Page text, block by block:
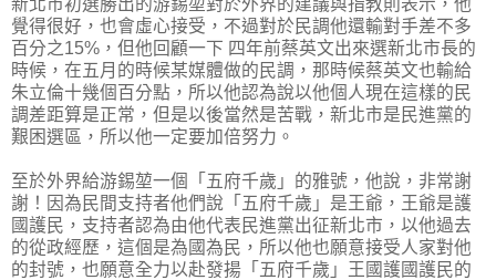
覺得很好，也會虛心接受，不過對於民調他還輸對手差不多
百分之15%，但他回顧一下 四年前蔡英文出來選新北市長的
時候，在五月的時候某媒體做的民調，那時候蔡英文也輸給
朱立倫十幾個百分點，所以他認為說以他個人現在這樣的民
調差距算是正常，但是以後當然是苦戰，新北市是民進黨的
艱困選區，所以他一定要加倍努力。
至於外界給游錫堃一個「五府千歲」的雅號，他說，非常謝
謝！因為民間支持者他們說「五府千歲」是王爺，王爺是護
國護民，支持者認為由他代表民進黨出征新北市，以他過去
的從政經歷，這個是為國為民，所以他也願意接受人家對他
的封號，也願意全力以赴發揚「五府千歲」王國護國護民的